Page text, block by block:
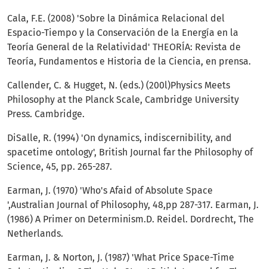
Cala, F.E. (2008) 'Sobre la Dinámica Relacional del
Espacio-Tiempo y la Conservación de la Energía en la
Teoría General de la Relatividad' THEORÍA: Revista de
Teoría, Fundamentos e Historia de la Ciencia, en prensa.
Callender, C. & Hugget, N. (eds.) (200l)Physics Meets
Philosophy at the Planck Scale, Cambridge University
Press. Cambridge.
DiSalle, R. (1994) 'On dynamics, indiscernibility, and
spacetime ontology', British Journal far the Phi­losophy of
Science, 45, pp. 265-287.
Earman, J. (1970) 'Who's Afaid of Absolute Space
',Australian Journal of Philosophy, 48,pp 287-317. Earman, J.
(1986) A Primer on Determinism.D. Reidel. Dordrecht, The
Netherlands.
Earman, J. & Norton, J. (1987) 'What Price Space-Time